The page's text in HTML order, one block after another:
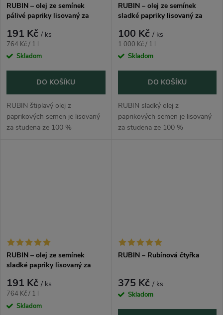
RUBIN – olej ze semínek
pálivé papriky lisovaný za
191 Kč / ks
Měrná
cena:
764 Kč / 1 l
Skladom
DO KOŠÍKU
RUBIN štiplavý olej z
paprikových semen je lisovaný
za studena ze 100 %
RUBIN – olej ze semínek
sladké papriky lisovaný za
100 Kč / ks
Měrná
cena:
1 000 Kč / 1 l
Skladom
DO KOŠÍKU
RUBIN sladký olej z
paprikových semen je lisovaný
za studena ze 100 %
RUBIN – olej ze semínek
sladké papriky lisovaný za
191 Kč / ks
Měrná
cena:
764 Kč / 1 l
Skladom
RUBIN – Rubínová čtyřka
375 Kč / ks
Skladom